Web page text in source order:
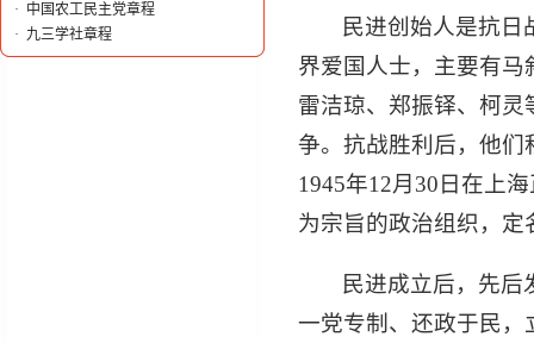
· 中国农工民主党章程
· 九三学社章程
民进创始人是抗
界爱国人士，主要有
雷洁琼、郑振铎、柯
争。抗战胜利后，他们
1945年12月30日在上
为宗旨的政治组织，
民进成立后，先后
一党专制、还政于民，